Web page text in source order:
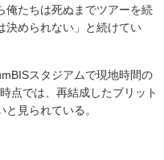
俺たちは死ぬまでツアーを続
決められない」と続けてい
スタジアムで現地時間の
点では、再結成したブリット
見られている。